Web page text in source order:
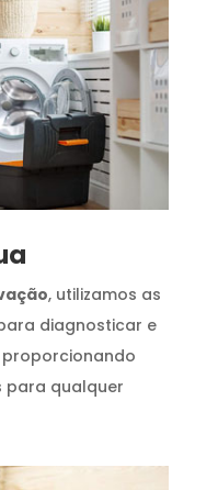
, utilizamos as
diagnosticar e
proporcionando
para qualquer